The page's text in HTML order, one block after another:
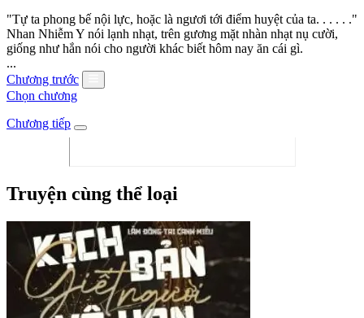
"Tự ta phong bế nội lực, hoặc là ngươi tới điểm huyệt của ta. . . . . ."
Nhan Nhiễm Y nói lạnh nhạt, trên gương mặt nhàn nhạt nụ cười,
giống như hắn nói cho người khác biết hôm nay ăn cái gì.
...
Chương trước
Chọn chương
Chương tiếp
Truyện cùng thể loại